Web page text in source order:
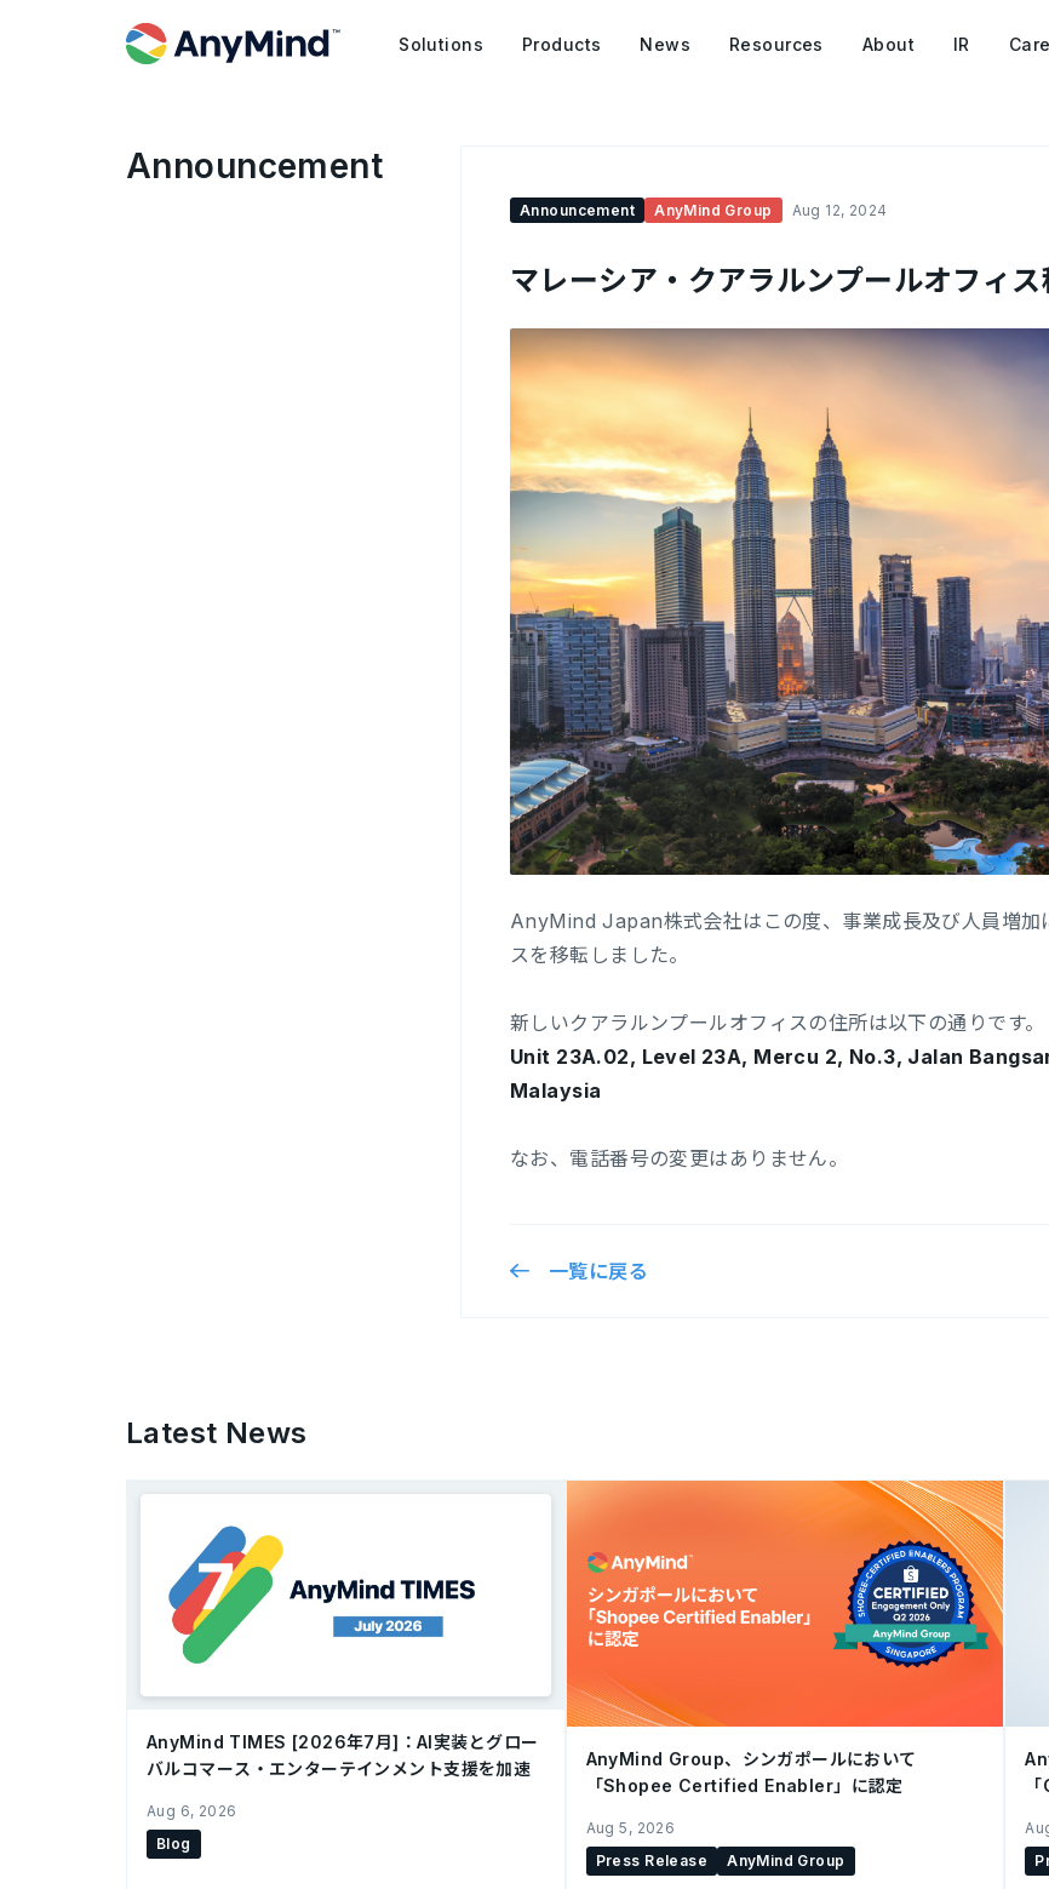
Solutions Products News Resources About IR
Announcement
Announcement AnyMind Group Aug 12, 2024
マレーシア・クアラルンプールオフィ
AnyMind Japan株式会社はこの度、事業成長及び人員増加
スを移転しました。
新しいクアラルンプールオフィスの住所は以下の通りです。
Unit 23A.02, Level 23A, Mercu 2, No.3, Jalan
Malaysia
なお、電話番号の変更はありません。
一覧に戻る
Latest News
AnyMind TIMES [2026年7月]：AI実装とグロー
バルコマース・エンターテインメント支援を加速
Aug 6, 2026
Blog
AnyMind Group、シンガポールにおいて
「Shopee Certified Enabler」に認定
Aug 5, 2026
Press Release
AnyMind Group